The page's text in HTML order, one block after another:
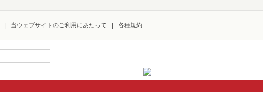
当ウェブサイトのご利用にあたって 各種規約